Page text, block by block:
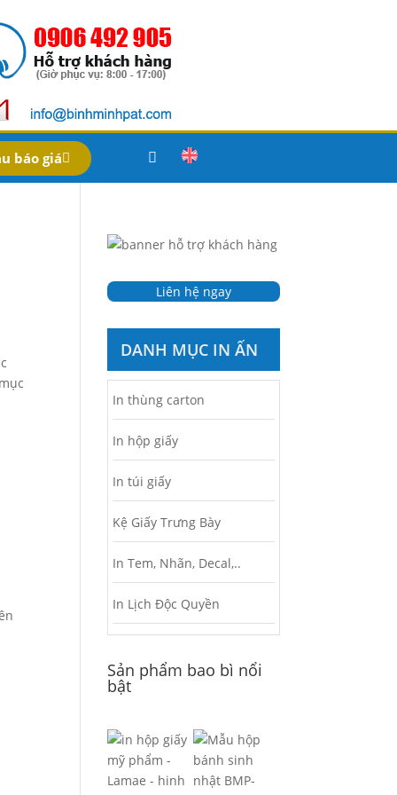
báo giá
Liên hệ ngay
DANH MỤC IN ẤN
In thùng carton
In hộp giấy
In túi giấy
Kệ Giấy Trưng Bày
In Tem, Nhãn, Decal,..
In Lịch Độc Quyền
Sản phẩm bao bì nổi
bật